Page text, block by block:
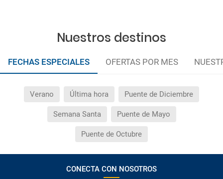
Nuestros destinos
FECHAS ESPECIALES OFERTAS POR MES
Verano Última hora Puente de Diciembre
Semana Santa Puente de Mayo
Puente de Octubre
CONECTA CON NOSOTROS